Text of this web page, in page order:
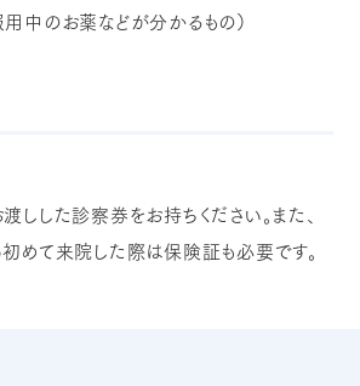
中のお薬などが分かるもの）
した診察券をお持ちください。また、
めて来院した際は保険証も必要です。